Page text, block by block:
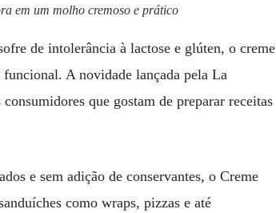
em um molho cremoso e prático
de intolerância à lactose e glúten, o creme
A novidade lançada pela La
que gostam de preparar receitas
e sem adição de conservantes, o Creme
como wraps, pizzas e até